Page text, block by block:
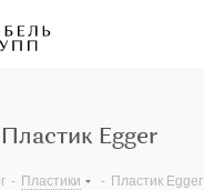
Пластик Egger
- Пластики - Пластик Egger